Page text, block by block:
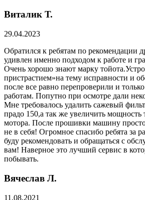
Виталик Т.
29.04.2023
Обратился к ребятам по рекомендации
удивлен именно подходом к работе и
Очень хорошо знают марку
пристрастием»на тему исправности и
после все равно перепроверили и
работам. Попутно при осмотре дали
Мне требовалось удалить сажевый
прадо 150,а так же увеличить мощность
мотора. После прошивки машину
не в себя! Огромное спасибо ребята за
буду рекомендовать и обращаться с
вам! Наверное это лучший сервис в
побывать.
Вячеслав Л.
11.08.2021